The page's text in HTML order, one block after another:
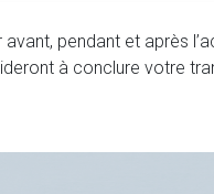
pendant et après
à conclure votre